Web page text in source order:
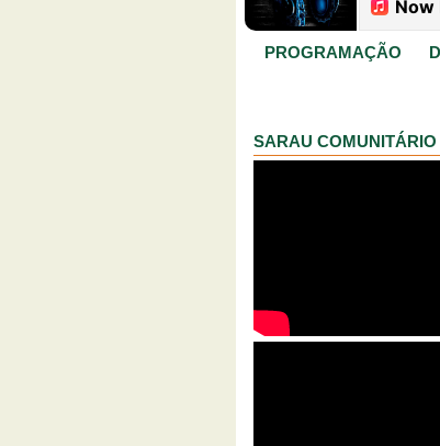
PROGRAMAÇÃO
SARAU COMUNITÁRIO